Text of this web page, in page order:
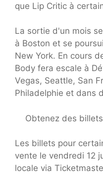
que Lip Critic à
La sortie d'un mois
à Boston et se
New York. En cours
Body fera escale à
Vegas, Seattle, San
Philadelphie et dans
Obtenez des
Les billets pour
vente le vendredi 12
locale via